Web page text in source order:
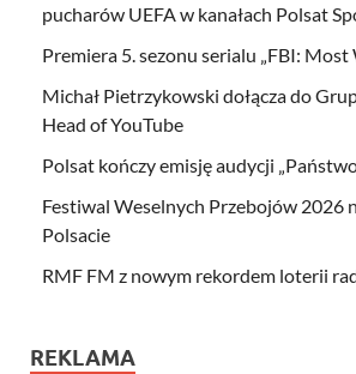
pucharów UEFA w kanałach Polsat
Premiera 5. sezonu serialu „FBI: Most
Michał Pietrzykowski dołącza do
Head of YouTube
Polsat kończy emisję audycji
Festiwal Weselnych Przebojów 2026
Polsacie
RMF FM z nowym rekordem loterii
REKLAMA